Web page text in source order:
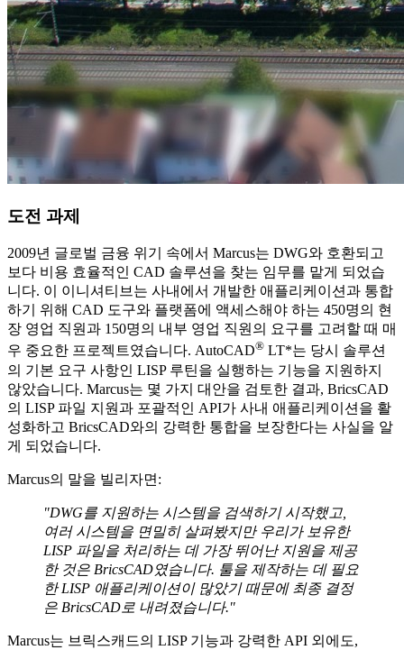
도전 과제
2009년 글로벌 금융 위기 속에서 Marcus는 DWG와 호환되고
보다 비용 효율적인 CAD 솔루션을 찾는 임무를 맡게 되었습
니다. 이 이니셔티브는 사내에서 개발한 애플리케이션과 통합
하기 위해 CAD 도구와 플랫폼에 액세스해야 하는 450명의 현
장 영업 직원과 150명의 내부 영업 직원의 요구를 고려할 때 매
우 중요한 프로젝트였습니다. AutoCAD® LT*는 당시 솔루션
의 기본 요구 사항인 LISP 루틴을 실행하는 기능을 지원하지
않았습니다. Marcus는 몇 가지 대안을 검토한 결과, BricsCAD
의 LISP 파일 지원과 포괄적인 API가 사내 애플리케이션을 활
성화하고 BricsCAD와의 강력한 통합을 보장한다는 사실을 알
게 되었습니다.
Marcus의 말을 빌리자면:
"DWG를 지원하는 시스템을 검색하기 시작했고,
여러 시스템을 면밀히 살펴봤지만 우리가 보유한
LISP 파일을 처리하는 데 가장 뛰어난 지원을 제공
한 것은 BricsCAD였습니다. 툴을 제작하는 데 필요
한 LISP 애플리케이션이 많았기 때문에 최종 결정
은 BricsCAD로 내려졌습니다."
Marcus는 브릭스캐드의 LISP 기능과 강력한 API 외에도,